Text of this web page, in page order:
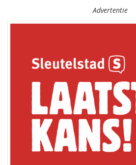
Advertentie